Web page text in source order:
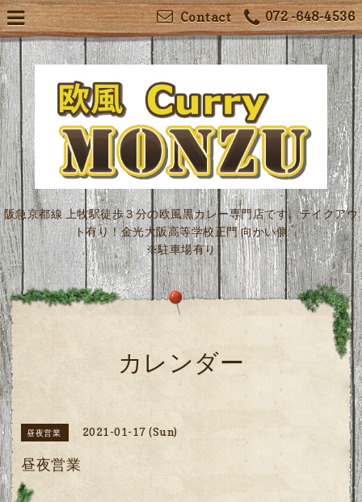
072 -648-4536
Contact
阪急京都線 上牧駅徒歩３分の欧風黒カレー専門店です。テイクアウ
ト有り！金光大阪高等学校正門 向かい側
※駐車場有り
カレンダー
昼夜営業 2021-01-17 (Sun)
昼夜営業